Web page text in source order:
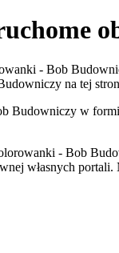
- Bob
na tej
Budowniczy w
- Bob
własnych